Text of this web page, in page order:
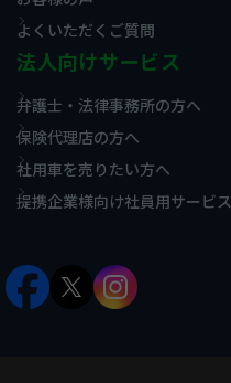
よくいただくご質問
法人向けサービス
弁護士・法律事務所の方へ
保険代理店の方へ
社用車を売りたい方へ
提携企業様向け社員用サービス